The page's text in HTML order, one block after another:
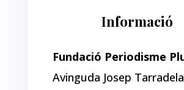
Informació
Fundació Periodisme
Avinguda Josep